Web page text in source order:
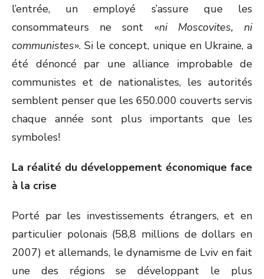
l’entrée, un employé s’assure que les
consommateurs ne sont «ni Moscovites, ni
communistes». Si le concept, unique en Ukraine, a
été dénoncé par une alliance improbable de
communistes et de nationalistes, les autorités
semblent penser que les 650.000 couverts servis
chaque année sont plus importants que les
symboles!
La réalité du développement économique face
à la crise
Porté par les investissements étrangers, et en
particulier polonais (58,8 millions de dollars en
2007) et allemands, le dynamisme de Lviv en fait
une des régions se développant le plus